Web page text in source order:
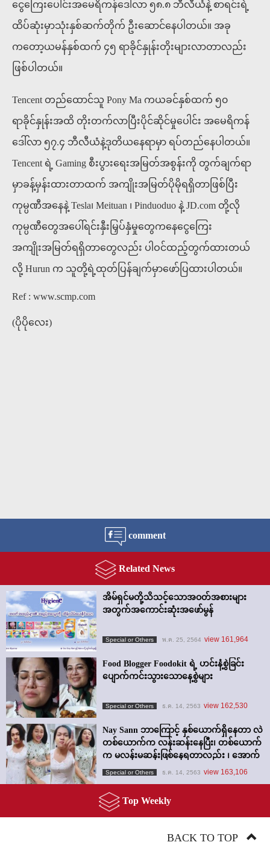
ငွေကြေးပေါင်းအမေရိကန်ဒေါ်လာ ၅၈.၈ ဘီလီယံနဲ့ စာရင်းရဲ့
ထိပ်ဆုံးမှာသုံးနှစ်ဆက်တိုက် ဦးဆောင်နေပါတယ်။ အခု
ကတော့ယမန်နှစ်ထက် ၄၅ ရာခိုင်နှုန်းတိုးများလာတာလည်း
ဖြစ်ပါတယ်။
Tencent တည်ထောင်သူ Pony Ma ကယခင်နှစ်ထက် ၅၀
ရာခိုင်နှုန်းအထိ တိုးတက်လာပြီးပိုင်ဆိုင်မှုပေါင်း အမေရိကန်
ဒေါ်လာ ၅၇.၄ ဘီလီယံနဲ့ဒုတိယနေရာမှာ ရပ်တည်နေပါတယ်။
Tencent ရဲ့ Gaming စီးပွားရေးအမြတ်အစွန်းကို တွက်ချက်ရာ
မှာခန့်မှန်းထားတာထက် အကျိုးအမြတ်ပိုမိုရရှိတာဖြစ်ပြီး
ကုမ္ပဏီအနေနဲ့ Tesla၊ Meituan ၊ Pinduoduo နဲ့ JD.com တို့လို
ကုမ္ပဏီတွေအပေါ်ရင်းနှီးမြှပ်နှံမှုတွေကနေငွေကြေး
အကျိုးအမြတ်ရရှိတာတွေလည်း ပါဝင်ထည့်တွက်ထားတယ်
လို့ Hurun က သူတို့ရဲ့ထုတ်ပြန်ချက်မှာဖော်ပြထားပါတယ်။
Ref : www.scmp.com
(ပိုပိုလေး)
comment
Related News
အိမ်ရှင်မတို့သိသင့်သောအဝတ်အစားများ
အတွက်အကောင်းဆုံးအဖော်မွန်
Special or Others พ.ค. 25, 2564 view 161,964
Food Blogger Foodokit ရဲ့ ဟင်းနံ့စွဲခြင်း
ပျောက်ကင်းသွားသောနေ့စွဲများ
Special or Others ธ.ค. 14, 2563 view 162,530
Nay Sann ဘာကြောင့် နှစ်ယောက်ရှိနေတာ လဲ
တစ်ယောက်က လန်းဆန်းနေပြီး၊ တစ်ယောက်
က မလန်းမဆန်းဖြစ်နေရတာလည်း ၊ အောက်
က VDO မှာ အဖြေရှာကြည့်ရအောင်။
Special or Others ธ.ค. 14, 2563 view 163,106
Top Weekly
BACK TO TOP